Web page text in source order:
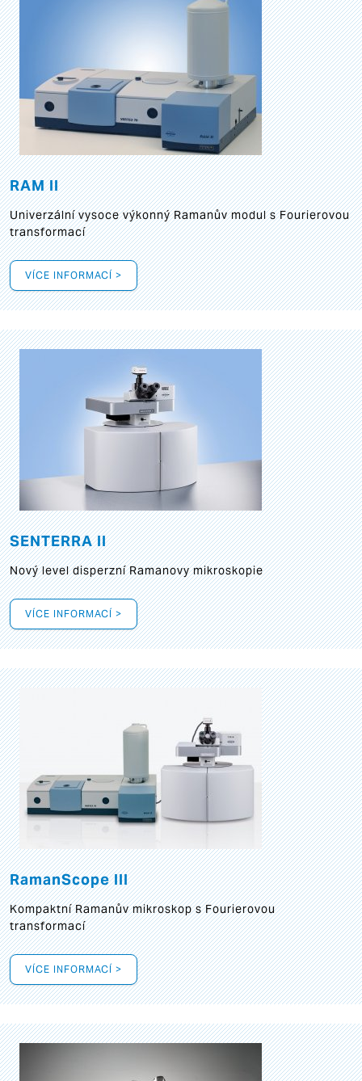
RAM II
Univerzální vysoce výkonný Ramanův modul s Fourierovou
transformací
VÍCE INFORMACÍ >
SENTERRA II
Nový level disperzní Ramanovy mikroskopie
VÍCE INFORMACÍ >
RamanScope III
Kompaktní Ramanův mikroskop s Fourierovou
transformací
VÍCE INFORMACÍ >